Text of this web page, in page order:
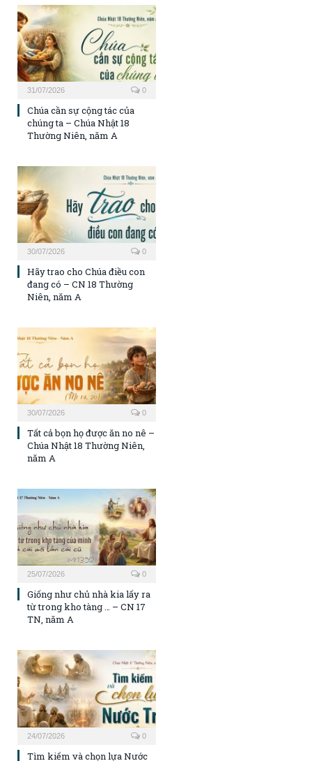
31/07/2026 0
Chúa cần sự cộng tác của
chúng ta – Chúa Nhật 18
Thường Niên, năm A
30/07/2026 0
Hãy trao cho Chúa điều con
đang có – CN 18 Thường
Niên, năm A
30/07/2026 0
Tất cả bọn họ được ăn no nê –
Chúa Nhật 18 Thường Niên,
năm A
25/07/2026 0
Giống như chủ nhà kia lấy ra
từ trong kho tàng … – CN 17
TN, năm A
24/07/2026 0
Tìm kiếm và chọn lựa Nước